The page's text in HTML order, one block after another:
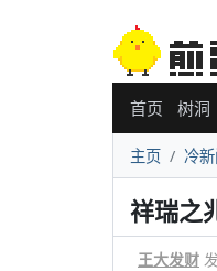
首页 树洞
主页 冷
祥瑞之
王大发财